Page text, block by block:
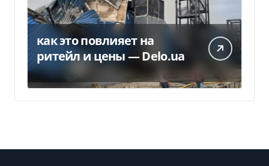
как это повлияет на
ритейл и цены — Delo.ua